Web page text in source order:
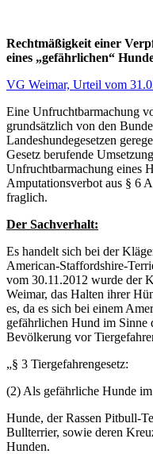
Rechtmäßigkeit einer
eines „gefährlichen“
VG Weimar, Urteil vom
Eine Unfruchtbarmachung
grundsätzlich von den
Landeshundegesetzen
Gesetz berufende
Unfruchtbarmachung eines
Amputationsverbot aus § 6
fraglich.
Der Sachverhalt:
Es handelt sich bei der
American-Staffordshire-
vom 30.11.2012 wurde der
Weimar, das Halten ihrer
es, da es sich bei einem
gefährlichen Hund im Sinne
Bevölkerung vor
„§ 3 Tiergefahrengesetz:
(2) Als gefährliche Hunde im
Hunde, der Rassen Pitbull-
Bullterrier, sowie deren
Hunden.